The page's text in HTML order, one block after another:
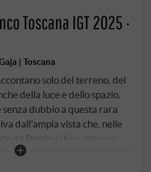
Toscana IGT 2025 ·
| Toscana
solo del terreno, del
della luce e dello spazio.
dubbio a questa rara
dall'ampia vista che, nelle
da Bolgheri fino al mare;
mediterranea,